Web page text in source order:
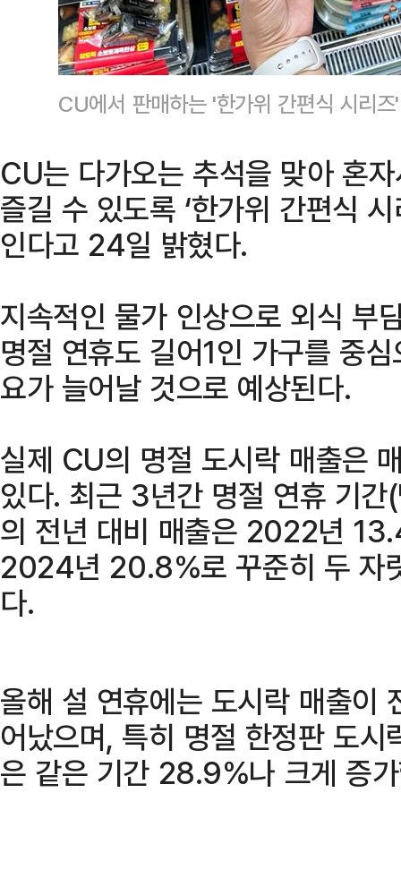
CU에서 판매하는 '한가위 간편식 시리
CU는 다가오는 추석을 맞아 혼
즐길 수 있도록 ‘한가위 간편식
인다고 24일 밝혔다.
지속적인 물가 인상으로 외식 부
명절 연휴도 길어1인 가구를 중
요가 늘어날 것으로 예상된다.
실제 CU의 명절 도시락 매출은
있다. 최근 3년간 명절 연휴 기
의 전년 대비 매출은 2022년
2024년 20.8%로 꾸준히 두 자
다.
올해 설 연휴에는 도시락 매출
어났으며, 특히 명절 한정판 도시
은 같은 기간 28.9%나 크게 증